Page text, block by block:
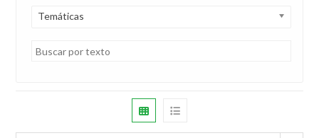
Temáticas